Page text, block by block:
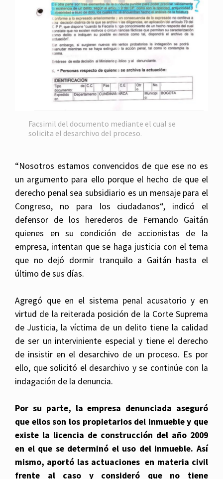
Facsimil del documento mediante el cual se
solicita el desarchivo del proceso.
“Nosotros estamos convencidos de que ese no es
un argumento para ello porque el hecho de que el
derecho penal sea subsidiario es un mensaje para el
Congreso, no para los ciudadanos“, indicó el
defensor de los herederos de Fernando Gaitán
quienes en su condición de accionistas de la
empresa, intentan que se haga justicia con el tema
que no dejó dormir tranquilo a Gaitán hasta el
último de sus días.
Agregó que en el sistema penal acusatorio y en
virtud de la reiterada posición de la Corte Suprema
de Justicia, la víctima de un delito tiene la calidad
de ser un interviniente especial y tiene el derecho
de insistir en el desarchivo de un proceso. Es por
ello, que solicitó el desarchivo y se continúe con la
indagación de la denuncia.
Por su parte, la empresa denunciada aseguró
que ellos son los propietarios del inmueble y que
existe la licencia de construcción del año 2009
en el que se determinó el uso del inmueble. Así
mismo, aportó las actuaciones en materia civil
frente al caso y consideró que no tiene